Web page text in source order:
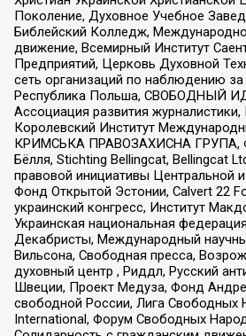
Поколение, Духовное Учебное
Библейский Колледж,
движение, Всемирный Институт
Предприятий, Церковь Духовной
сеть организаций по наблюдению
Республика Польша, СВОБОДНЫЙ
Ассоциация развития
Королевский Институт
КРИМСЬКА ПРАВОЗАХИСНА ГРУПА,
Бёлля, Stichting Bellingcat, Bellingcat
правовой инициативы Центральной
Фонд Открытой Эстонии, Calvert 22
украинский конгресс, Институт
Украинская национальная
Декабристы, Международный
Вильсона, Свободная пресса,
духовный центр , Риддл, Русский
Швеции, Проект Медуза, Фонд
свободной России, Лига Свободных
International, Форум Свободных